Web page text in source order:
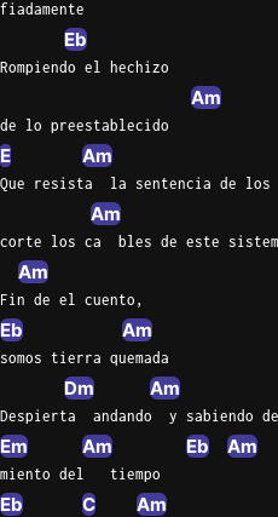
fiadamente
Eb
Rompiendo el hechizo
Am
de lo preestablecido
E Am
Que resista  la sentencia de los
Am
corte los ca  bles de este
Am
Fin de el cuento,
Eb Am
somos tierra quemada
Dm Am
Despierta  andando  y sabiendo
Em Am Eb Am
miento del   tiempo
Eb C Am